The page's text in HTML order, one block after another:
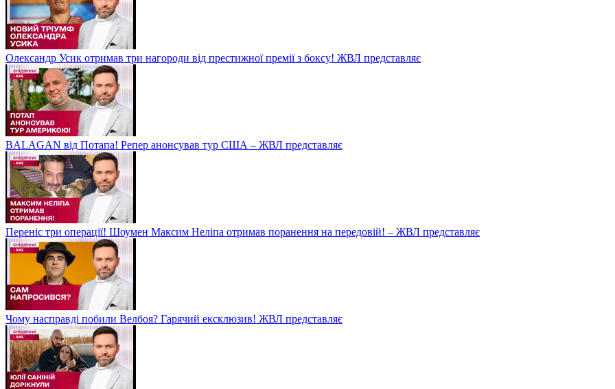
Олександр Усик отримав три нагороди від престижної премії з боксу! ЖВЛ представляє
BALAGAN від Потапа! Репер анонсував тур США – ЖВЛ представляє
Переніс три операції! Шоумен Максим Неліпа отримав поранення на передовій! – ЖВЛ представляє
Чому насправді побили Велбоя? Гарячий ексклюзив! ЖВЛ представляє